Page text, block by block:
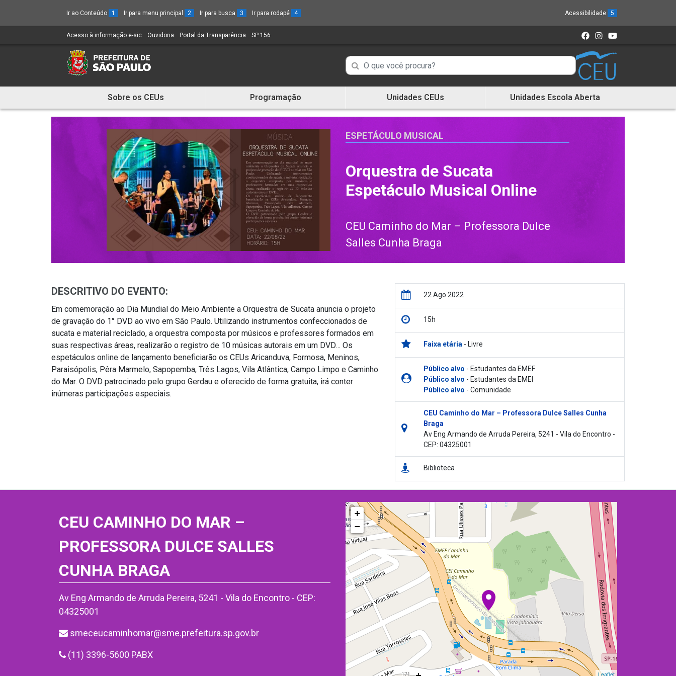
Ir ao Conteúdo 1 Ir para menu principal 2 Ir para busca 3 Ir para rodapé 4 Acessibilidade 5
Acesso à informação e-sic (Link
um
novo
Ouvidoria (Link
Portal da Transparência (Link
SP 156
Campo
de
de
informações
Campo
de
Busca
informações
e
Sobre os CEUs Programação Unidades CEUs Unidades Escola Aberta
ESPETÁCULO MUSICAL
Orquestra de Sucata
Espetáculo Musical Online
CEU Caminho do Mar – Professora Dulce
Salles Cunha Braga
DESCRITIVO DO EVENTO:
Em comemoração ao Dia Mundial do Meio Ambiente a Orquestra de Sucata anuncia o projeto
de gravação do 1° DVD ao vivo em São Paulo. Utilizando instrumentos confeccionados de
sucata e material reciclado, a orquestra composta por músicos e professores formados em
suas respectivas áreas, realizarão o registro de 10 músicas autorais em um DVD… Os
espetáculos online de lançamento beneficiarão os CEUs Aricanduva, Formosa, Meninos,
Paraisópolis, Pêra Marmelo, Sapopemba, Três Lagos, Vila Atlântica, Campo Limpo e Caminho
do Mar. O DVD patrocinado pelo grupo Gerdau e oferecido de forma gratuita, irá conter
inúmeras participações especiais.
22 Ago 2022
15h
Faixa etária- Livre
Público alvo - Estudantes da EMEF
Público alvo - Estudantes da EMEI
Público alvo - Comunidade
CEU Caminho do Mar – Professora Dulce Salles Cunha
Braga
Av Eng Armando de Arruda Pereira, 5241 - Vila do Encontro -
CEP: 04325001
Biblioteca
CEU CAMINHO DO MAR –
PROFESSORA DULCE SALLES
CUNHA BRAGA
Av Eng Armando de Arruda Pereira, 5241 - Vila do Encontro - CEP:
04325001
smeceucaminhomar@sme.prefeitura.sp.gov.br
(11) 3396-5600 PABX
+
−
Leaflet